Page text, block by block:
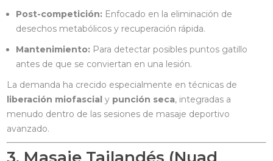
Post-competición: Enfocado en la eliminación de
desechos metabólicos y recuperación rápida.
Mantenimiento: Para detectar posibles puntos gatillo
antes de que se conviertan en una lesión.
La demanda ha crecido especialmente en técnicas de
liberación miofascial y punción seca, integradas a
menudo dentro de las sesiones de masaje deportivo
avanzado.